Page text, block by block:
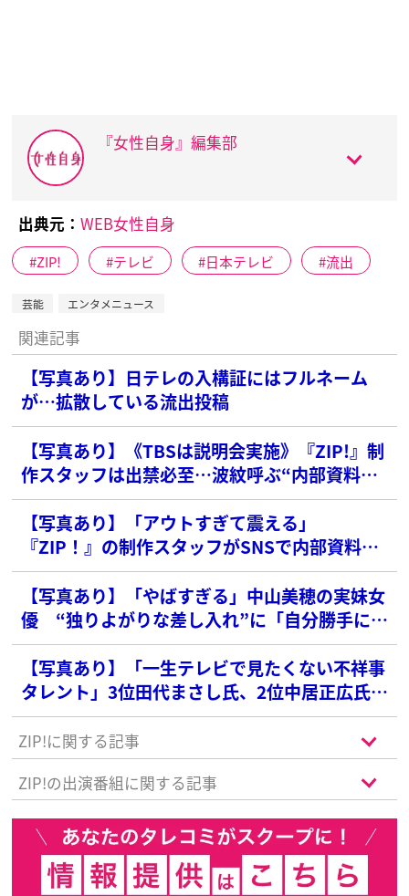
『女性自身』編集部
出典元： WEB女性自身
ZIP! テレビ 日本テレビ 流出
芸能 エンタメニュース
関連記事
【写真あり】日テレの入構証にはフルネーム
が…拡散している流出投稿
【写真あり】《TBSは説明会実施》『ZIP!』制
作スタッフは出禁必至…波紋呼ぶ“内部資料流
出”問題で各局も本格対策へ
【写真あり】「アウトすぎて震える」
『ZIP！』の制作スタッフがSNSで内部資料を
公開→流出で大炎上…日テレが示した「対応」
【写真あり】「やばすぎる」中山美穂の実妹女
優 “独りよがりな差し入れ”に「自分勝手にも
ほどがある」と批判の声
【写真あり】「一生テレビで見たくない不祥事
タレント」3位田代まさし氏、2位中居正広氏を
抑えた1位は？【2025年最新版】
ZIP!に関する記事
ZIP!の出演番組に関する記事